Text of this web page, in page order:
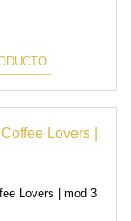
Lovers | mod 3